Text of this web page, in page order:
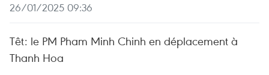
26/01/2025 09:36
Têt: le PM Pham Minh Chinh en déplacement à
Thanh Hoa